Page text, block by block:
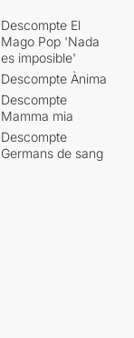
Descompte El
Mago Pop 'Nada
es imposible'
Descompte Ànima
Descompte
Mamma mia
Descompte
Germans de sang